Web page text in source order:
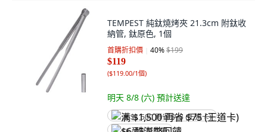
TEMPEST 純鈦燒烤夾 21.3cm 附鈦收
納管, 鈦原色, 1個
首購折扣價 40%$199
$119
($119.00/1個)
明天 8/8 (六) 預計送達
满 $1,500 再省 $75 (王道卡)